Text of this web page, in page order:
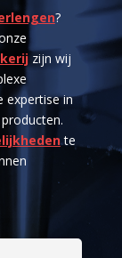
?
zijn wij
expertise in
te